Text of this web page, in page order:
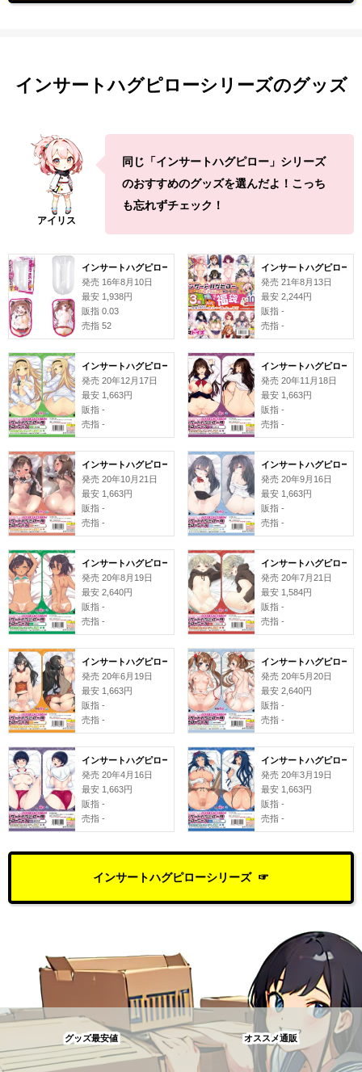
インサートハグピローシリーズのグッズ
同じ「インサートハグピロー」シリーズ
のおすすめのグッズを選んだよ！こっち
も忘れずチェック！
インサートハグピロー本体
発売 16年8月10日
最安 1,938円
販指 0.03
売指 52
インサートハグピロー
発売 21年8月13日
最安 2,244円
販指 -
売指 -
インサートハグピロー用ピローケース#131 またぬき
発売 20年12月17日
最安 1,663円
販指 -
売指 -
インサートハグピロー用
発売 20年11月18日
最安 1,663円
販指 -
売指 -
インサートハグピロー用ピローケース#129 ばにこー
発売 20年10月21日
最安 1,663円
販指 -
売指 -
インサートハグピロー用
発売 20年9月16日
最安 1,663円
販指 -
売指 -
インサートハグピロー用ピローケース#127 maze
発売 20年8月19日
最安 2,640円
販指 -
売指 -
インサートハグピロー
発売 20年7月21日
最安 1,584円
販指 -
売指 -
インサートハグピロー用ピローケース#125 銀河味
発売 20年6月19日
最安 1,663円
販指 -
売指 -
インサートハグピロー
発売 20年5月20日
最安 2,640円
販指 -
売指 -
インサートハグピロー用ピローケース#123 蒼惑う子
発売 20年4月16日
最安 1,663円
販指 -
売指 -
インサートハグピロー用
発売 20年3月19日
最安 1,663円
販指 -
売指 -
インサートハグピローシリーズ
グッズ最安値 オススメ通販